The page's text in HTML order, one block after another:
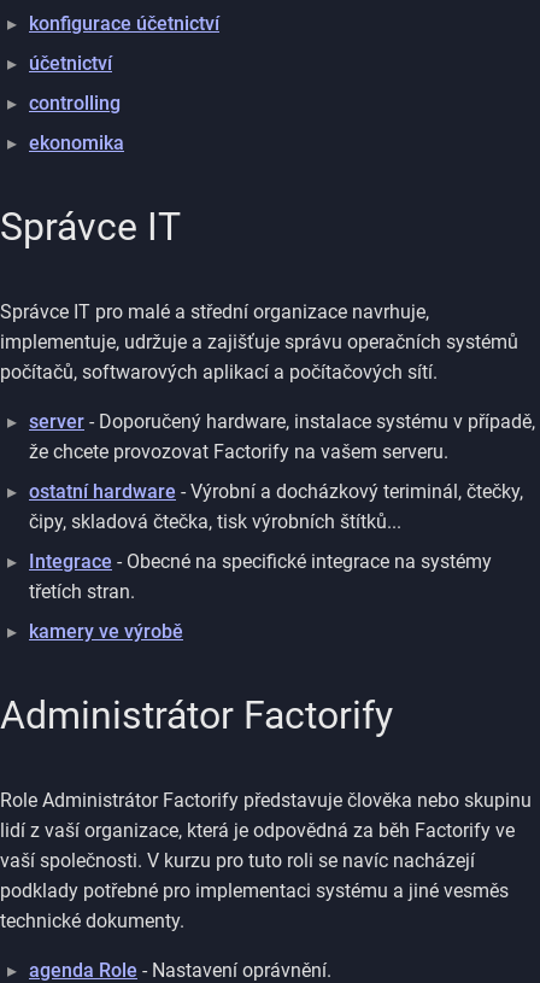
konfigurace účetnictví
účetnictví
controlling
ekonomika
Správce IT
Správce IT pro malé a střední organizace navrhuje,
implementuje, udržuje a zajišťuje správu operačních systémů
počítačů, softwarových aplikací a počítačových sítí.
server - Doporučený hardware, instalace systému v případě,
že chcete provozovat Factorify na vašem serveru.
ostatní hardware - Výrobní a docházkový teriminál, čtečky,
čipy, skladová čtečka, tisk výrobních štítků...
Integrace - Obecné na specifické integrace na systémy
třetích stran.
kamery ve výrobě
Administrátor Factorify
Role Administrátor Factorify představuje člověka nebo skupinu
lidí z vaší organizace, která je odpovědná za běh Factorify ve
vaší společnosti. V kurzu pro tuto roli se navíc nacházejí
podklady potřebné pro implementaci systému a jiné vesměs
technické dokumenty.
agenda Role - Nastavení oprávnění.